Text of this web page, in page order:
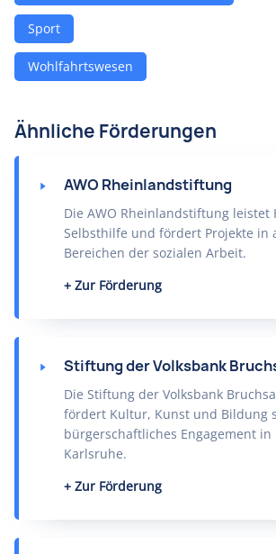
Sport
Wohlfahrtswesen
Ähnliche Förderungen
AWO Rheinlandstiftung
Die AWO Rheinlandstiftung leistet
Selbsthilfe und fördert Projekte in
Bereichen der sozialen Arbeit.
Zur Förderung
Stiftung der Volksbank
Die Stiftung der Volksbank
fördert Kultur, Kunst und Bildung
bürgerschaftliches Engagement
Karlsruhe.
Zur Förderung